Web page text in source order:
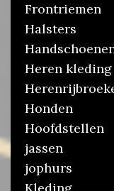
Frontriemen
Halsters
Heren kleding
Honden
Hoofdstellen
jassen
jophurs